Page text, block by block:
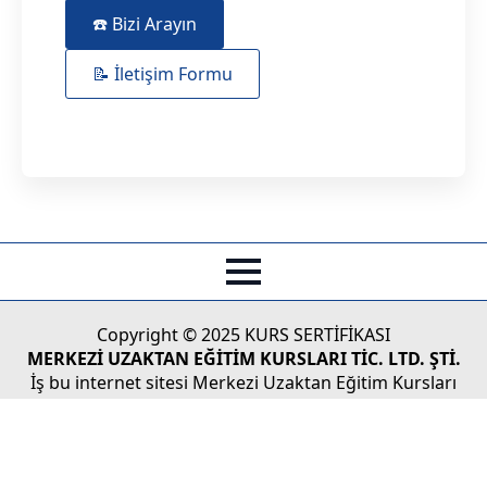
☎️ Bizi Arayın
📝 İletişim Formu
Copyright © 2025 KURS SERTİFİKASI
MERKEZİ UZAKTAN EĞİTİM KURSLARI TİC. LTD. ŞTİ.
İş bu internet sitesi Merkezi Uzaktan Eğitim Kursları